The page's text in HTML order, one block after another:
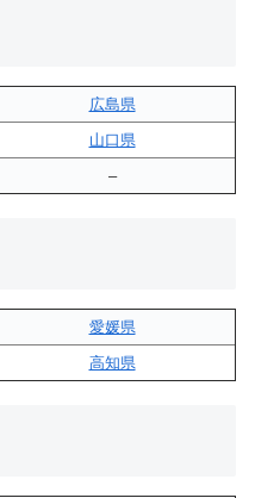
広島県
山口県
–
愛媛県
高知県